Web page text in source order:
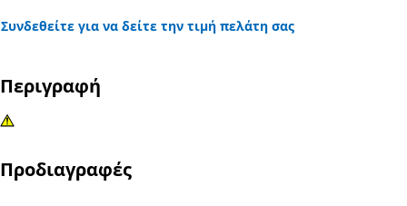
Συνδεθείτε για να δείτε την τιμή πελάτη σας
Περιγραφή
Προδιαγραφές